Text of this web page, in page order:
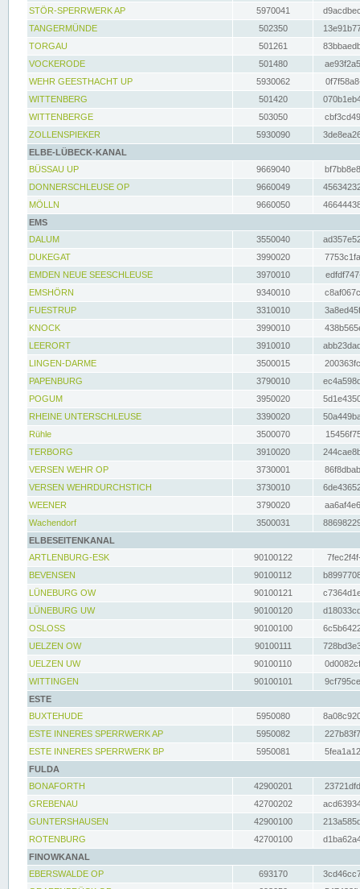
STÖR-SPERRWERK AP 5970041
TANGERMÜNDE
502350
TORGAU
501261
VOCKERODE
501480
WEHR GEESTHACHT UP
5930062
WITTENBERG
501420
WITTENBERGE
503050
ZOLLENSPIEKER
5930090
ELBE-LÜBECK-KANAL
BÜSSAU UP
9669040
DONNERSCHLEUSE OP
9660049
MÖLLN
9660050
EMS
DALUM
3550040
DUKEGAT
3990020
EMDEN NEUE SEESCHLEUSE
3970010
EMSHÖRN
9340010
FUESTRUP
3310010
KNOCK
3990010
LEERORT
3910010
LINGEN-DARME
3500015
PAPENBURG
3790010
POGUM
3950020
RHEINE UNTERSCHLEUSE
3390020
Rühle
3500070
TERBORG
3910020
VERSEN WEHR OP
3730001
VERSEN WEHRDURCHSTICH
3730010
WEENER
3790020
Wachendorf
3500031
ELBESEITENKANAL
ARTLENBURG-ESK
90100122
BEVENSEN
90100112
LÜNEBURG OW
90100121
LÜNEBURG UW
90100120
OSLOSS
90100100
UELZEN OW
90100111
UELZEN UW
90100110
WITTINGEN
90100101
ESTE
BUXTEHUDE
5950080
ESTE INNERES SPERRWERK AP
5950082
ESTE INNERES SPERRWERK BP
5950081
FULDA
BONAFORTH
42900201
GREBENAU
42700202
GUNTERSHAUSEN
42900100
ROTENBURG
42700100
FINOWKANAL
EBERSWALDE OP
693170